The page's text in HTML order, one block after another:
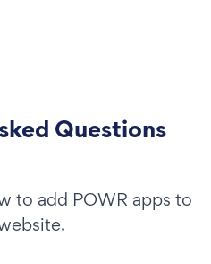
Questions
to add POWR apps to